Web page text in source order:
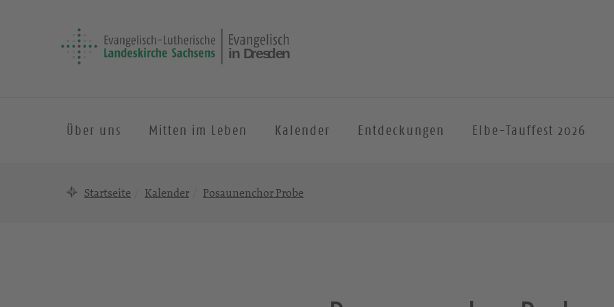
Über uns Mitten im Leben Kalender Entdeckungen Elbe-Tauffest 2026
Startseite Kalender Posaunenchor Probe